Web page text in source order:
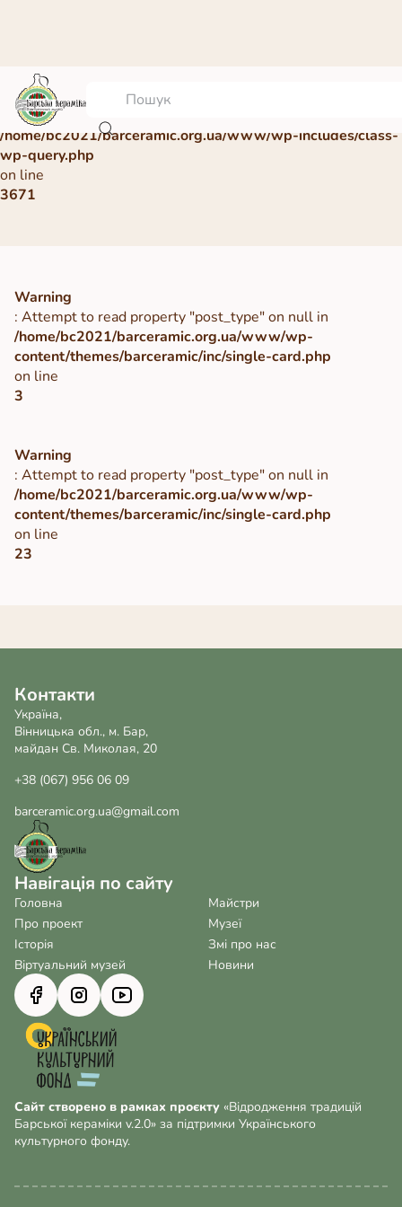
Warning
: Undefined array key 0 in
/home/bc2021/barceramic.org.ua/www/wp-includes/class-
wp-query.php
on line
3671
Warning
: Attempt to read property "post_type" on null in
/home/bc2021/barceramic.org.ua/www/wp-
content/themes/barceramic/inc/single-card.php
on line
3
Warning
: Attempt to read property "post_type" on null in
/home/bc2021/barceramic.org.ua/www/wp-
content/themes/barceramic/inc/single-card.php
on line
23
Контакти
Україна,
Вінницька обл., м. Бар,
майдан Св. Миколая, 20
+38 (067) 956 06 09
barceramic.org.ua@gmail.com
Навігація по сайту
Головна
Про проект
Історія
Віртуальний музей
Майстри
Музеї
Змі про нас
Новини
Сайт створено в рамках проєкту «Відродження традицій
Барської кераміки v.2.0» за підтримки Українського
культурного фонду.